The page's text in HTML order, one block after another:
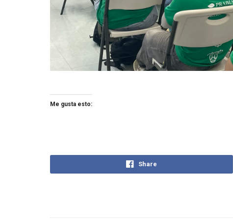
Me gusta esto:
Share